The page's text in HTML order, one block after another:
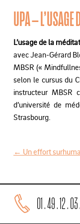
UPA – L’USAGE
L’usage de la
avec Jean-Gérard
MBSR («
selon le cursus du
instructeur MBSR
d’université de
Strasbourg.
← Un effort
01 . 49 . 12 .